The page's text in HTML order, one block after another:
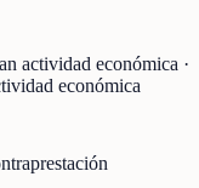
actividad económica ·
económica